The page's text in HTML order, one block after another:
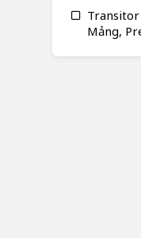
Transitor
Mảng,